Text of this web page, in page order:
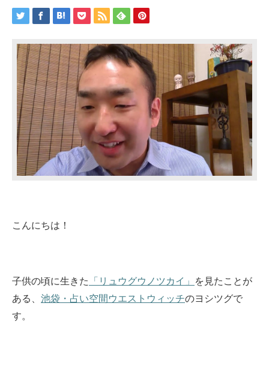
こんにちは！
子供の頃に生きた 「リュウグウノツカイ」
を見たことが
ある、 池袋・占い空間ウエストウィッチのヨシツグで
す。